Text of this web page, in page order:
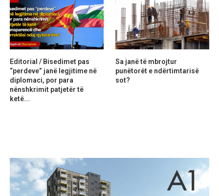
Editorial / Bisedimet pas
“perdeve” janë legjitime në
diplomaci, por para
nënshkrimit patjetër të
ketë...
Sa janë të mbrojtur
punëtorët e ndërtimtarisë
sot?